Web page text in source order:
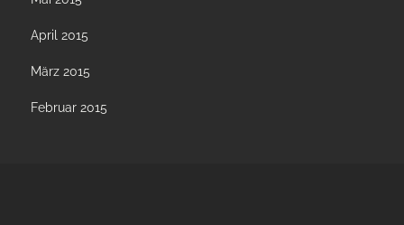
April 2015
März 2015
Februar 2015